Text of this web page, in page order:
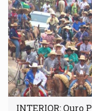
INTERIOR: Ouro